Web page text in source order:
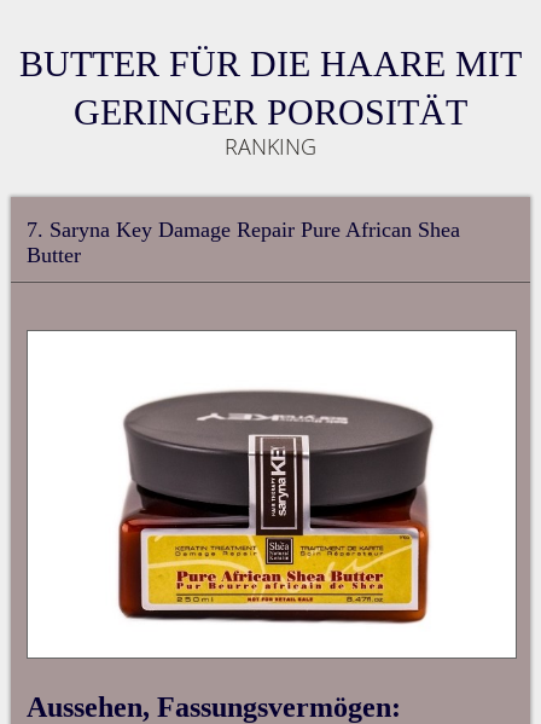
BUTTER FÜR DIE HAARE MIT
GERINGER POROSITÄT
RANKING
7. Saryna Key Damage Repair Pure African Shea
Butter
Aussehen, Fassungsvermögen: